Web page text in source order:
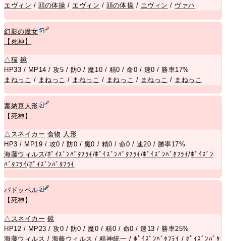
エヴィン / 頭の体操 / エヴィン / 頭の体操 / エヴィン / ヴァハ
幻影の魔女
【死神】
△猫 鏡
HP33 / MP14 / 攻5 / 防0 / 魔10 / 精0 / 命0 / 速0 / 勝率17%
まねっこ / まねっこ / まねっこ / まねっこ / まねっこ / まねっこ
藁納豆人形
【死神】
△ スネイカー 食物 人形
HP3 / MP19 / 攻0 / 防0 / 魔0 / 精0 / 命0 / 速20 / 勝率17%
海藤ウィルス/ﾎﾟｲｽﾞﾝﾊﾞﾀﾌﾗｲ/ﾎﾟｲｽﾞﾝﾊﾞﾀﾌﾗｲ/ﾎﾟｲｽﾞﾝﾊﾞﾀﾌﾗｲ/ﾎﾟｲｽﾞﾝ
ﾊﾞﾀﾌﾗｲ/ﾎﾟｲｽﾞﾝﾊﾞﾀﾌﾗｲ
パドッペル
【死神】
△ スネイカー 鏡
HP12 / MP23 / 攻0 / 防0 / 魔0 / 精0 / 命0 / 速13 / 勝率25%
海藤ウィルス / 海藤ウィルス /精神統一 /ﾎﾟｲｽﾞﾝﾊﾞﾀﾌﾗｲ / ﾎﾟｲｽﾞﾝﾊﾞﾀ